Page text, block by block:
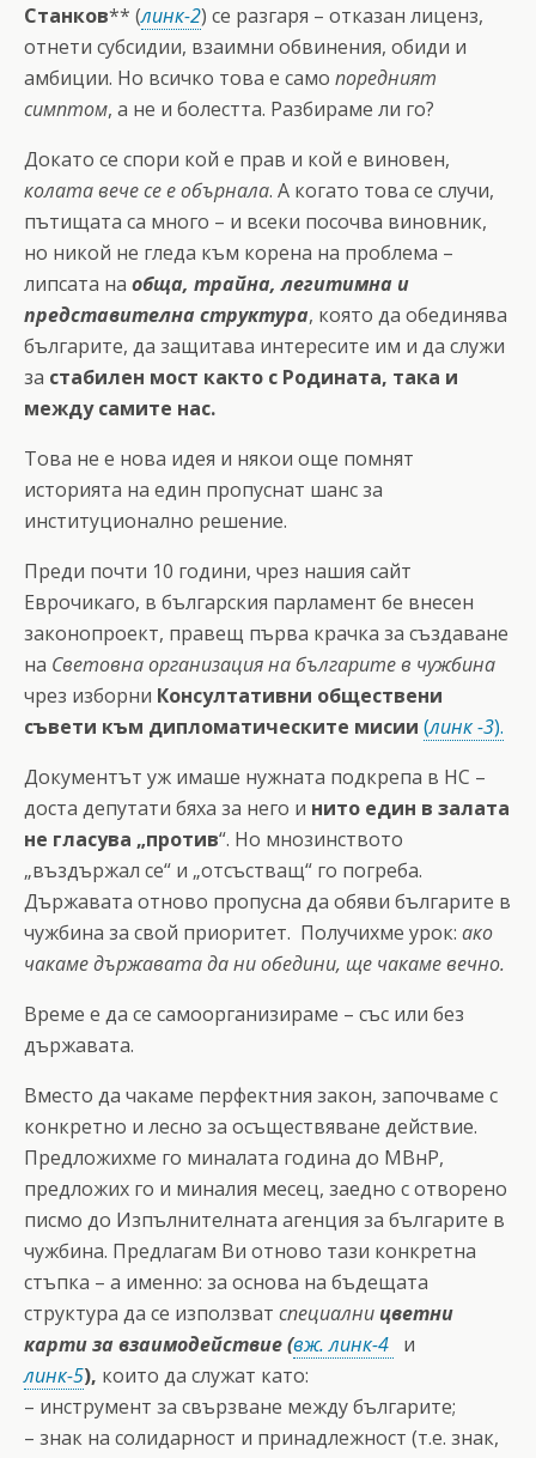
Станков** (линк-2) се разгаря – отказан лиценз,
отнети субсидии, взаимни обвинения, обиди и
амбиции. Но всичко това е само поредният
симптом, а не и болестта. Разбираме ли го?
Докато се спори кой е прав и кой е виновен,
колата вече се е обърнала. А когато това се случи,
пътищата са много – и всеки посочва виновник,
но никой не гледа към корена на проблема –
липсата на обща, трайна, легитимна и
представителна структура, която да обединява
българите, да защитава интересите им и да служи
за стабилен мост както с Родината, така и
между самите нас.
Това не е нова идея и някои още помнят
историята на един пропуснат шанс за
институционално решение.
Преди почти 10 години, чрез нашия сайт
Еврочикаго, в българския парламент бе внесен
законопроект, правещ първа крачка за създаване
на Световна организация на българите в чужбина
чрез изборни Консултативни обществени
съвети към дипломатическите мисии (линк -3).
Документът уж имаше нужната подкрепа в НС –
доста депутати бяха за него и нито един в залата
не гласува „против“. Но мнозинството
„въздържал се“ и „отсъстващ“ го погреба.
Държавата отново пропусна да обяви българите в
чужбина за свой приоритет. Получихме урок: ако
чакаме държавата да ни обедини, ще чакаме вечно.
Време е да се самоорганизираме – със или без
държавата.
Вместо да чакаме перфектния закон, започваме с
конкретно и лесно за осъществяване действие.
Предложихме го миналата година до МВнР,
предложих го и миналия месец, заедно с отворено
писмо до Изпълнителната агенция за българите в
чужбина. Предлагам Ви отново тази конкретна
стъпка – а именно: за основа на бъдещата
структура да се използват специалницветни
карти за взаимодействие (вж. линк-4 и
линк-5), които да служат като:
– инструмент за свързване между българите;
– знак на солидарност и принадлежност (т.е. знак,